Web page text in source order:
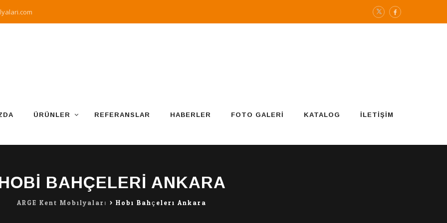
ÜRÜNLER REFERANSLAR HABERLER FOTO GALERI KATALOG İLETIŞIM
BAHÇELERI ANKARA
ARGE Kent Mobilyaları > Hobi Bahçeleri Ankara